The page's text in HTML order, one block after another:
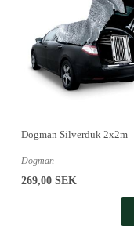
Dogman Silverduk 2x2m
Dogman
269,00 SEK